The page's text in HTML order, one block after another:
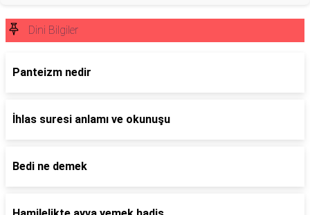
Dini Bilgiler
Panteizm nedir
İhlas suresi anlamı ve okunuşu
Bedi ne demek